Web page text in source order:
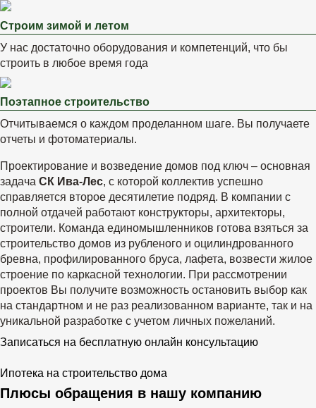
Строим зимой и летом
У нас достаточно оборудования и компетенций, что бы
строить в любое время года
Поэтапное строительство
Отчитываемся о каждом проделанном шаге. Вы получаете
отчеты и фотоматериалы.
Проектирование и возведение домов под ключ – основная
задача СК Ива-Лес, с которой коллектив успешно
справляется второе десятилетие подряд. В компании с
полной отдачей работают конструкторы, архитекторы,
строители. Команда единомышленников готова взяться за
строительство домов из рубленого и оцилиндрованного
бревна, профилированного бруса, лафета, возвести жилое
строение по каркасной технологии. При рассмотрении
проектов Вы получите возможность остановить выбор как
на стандартном и не раз реализованном варианте, так и на
уникальной разработке с учетом личных пожеланий.
Записаться на бесплатную онлайн консультацию
Ипотека на строительство дома
Плюсы обращения в нашу компанию